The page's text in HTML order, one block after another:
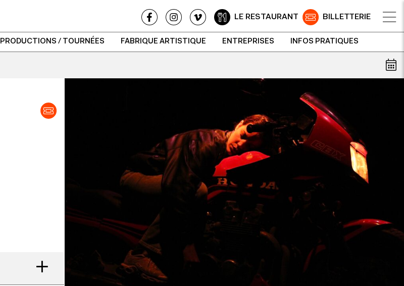
LE RESTAURANT BILLETTERIE
PRODUCTIONS / TOURNÉES FABRIQUE ARTISTIQUE ENTREPRISES INFOS PRATIQUES